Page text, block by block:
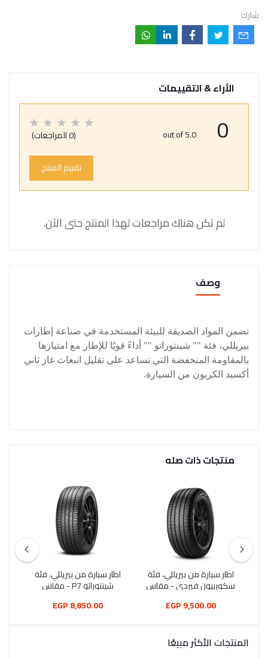
شارك
الأراء & التقييمات
0
out of 5.0 (0 المراجعات)
تقييم المنتج
لم تكن هناك مراجعات لهذا المنتج حتى الآن.
وصف
تضمن المواد الصديقة للبيئة المستخدمة في صناعة إطارات
بيريللي، فئة "" شينتوراتو "" أداءً قويًا للإطار مع امتيازها
بالمقاومة المنخفضة التي تساعد على تقليل انبعاث غاز ثاني
أكسيد الكربون من السيارة.
منتجات ذات صله
اطار سيارة من بيريللي، فئة
سكوربيون فيردي - مقاس
9,500.00 EGP
اطار سيارة من بيريللي، فئة
شينتوراتو P7 - مقاس
8,850.00 EGP
المنتجات الأكثر مبيعًا